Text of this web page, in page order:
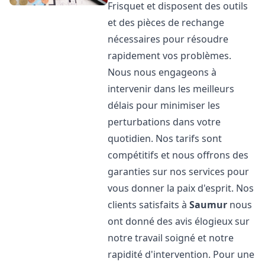
Frisquet et disposent des outils
et des pièces de rechange
nécessaires pour résoudre
rapidement vos problèmes.
Nous nous engageons à
intervenir dans les meilleurs
délais pour minimiser les
perturbations dans votre
quotidien. Nos tarifs sont
compétitifs et nous offrons des
garanties sur nos services pour
vous donner la paix d'esprit. Nos
clients satisfaits àSaumur nous
ont donné des avis élogieux sur
notre travail soigné et notre
rapidité d'intervention. Pour une